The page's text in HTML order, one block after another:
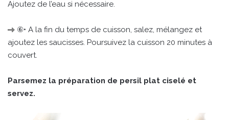
Ajoutez de l’eau si nécessaire.
⑥• A la fin du temps de cuisson, salez, mélangez et
ajoutez les saucisses. Poursuivez la cuisson 20 minutes à
couvert.
Parsemez la préparation de persil plat ciselé et
servez.